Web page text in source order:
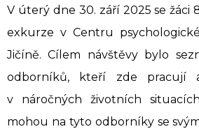
V úterý dne 30. září 2025 se žáci
exkurze v Centru
Jičíně. Cílem návštěvy bylo
odborníků, kteří zde pracují
v náročných životních
mohou na tyto odborníky se